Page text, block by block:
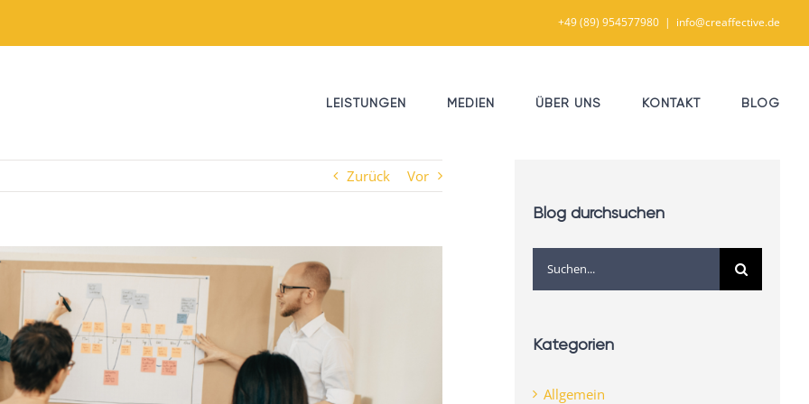
+49 (89) 954577980 | info@creaffective.de
LEISTUNGEN MEDIEN ÜBER UNS KONTAKT BLOG
Zurück Vor
Blog durchsuchen
Suche
nach:
Kategorien
Allgemein